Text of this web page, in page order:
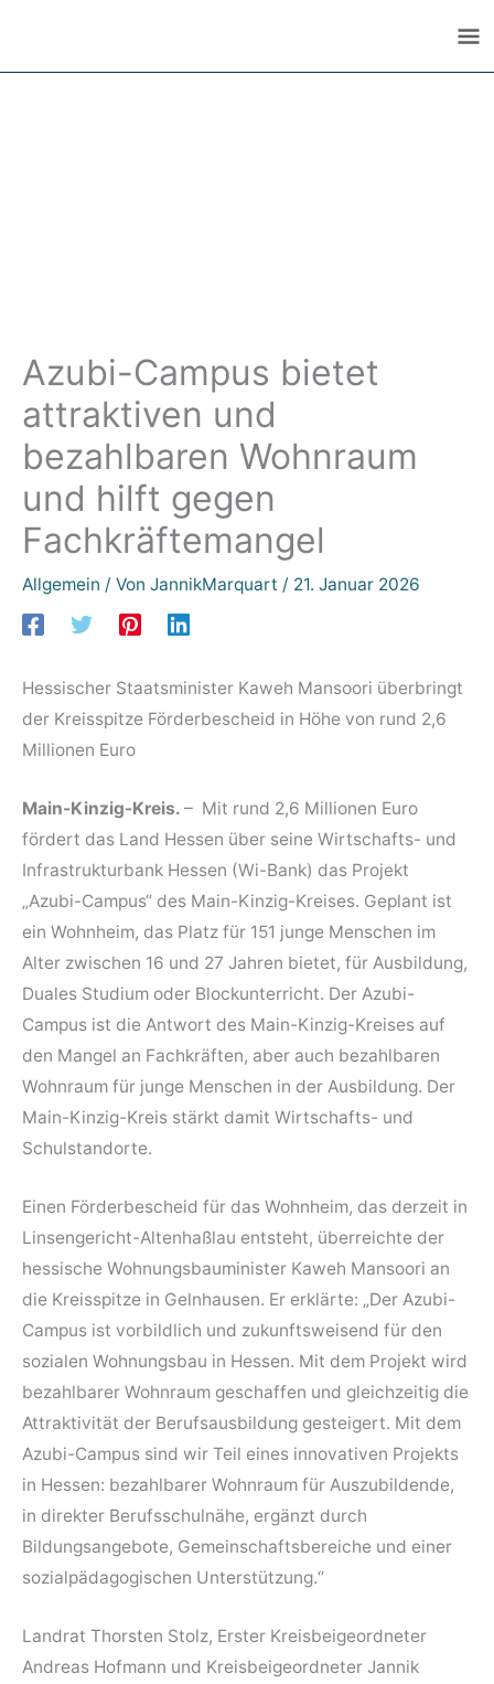
springen
Azubi-Campus bietet
attraktiven und
bezahlbaren Wohnraum
und hilft gegen
Fachkräftemangel
Allgemein / Von JannikMarquart / 21. Januar 2026
Hessischer Staatsminister Kaweh Mansoori überbringt
der Kreisspitze Förderbescheid in Höhe von rund 2,6
Millionen Euro
Main-Kinzig-Kreis. – Mit rund 2,6 Millionen Euro
fördert das Land Hessen über seine Wirtschafts- und
Infrastrukturbank Hessen (Wi-Bank) das Projekt
„Azubi-Campus“ des Main-Kinzig-Kreises. Geplant ist
ein Wohnheim, das Platz für 151 junge Menschen im
Alter zwischen 16 und 27 Jahren bietet, für Ausbildung,
Duales Studium oder Blockunterricht. Der Azubi-
Campus ist die Antwort des Main-Kinzig-Kreises auf
den Mangel an Fachkräften, aber auch bezahlbaren
Wohnraum für junge Menschen in der Ausbildung. Der
Main-Kinzig-Kreis stärkt damit Wirtschafts- und
Schulstandorte.
Einen Förderbescheid für das Wohnheim, das derzeit in
Linsengericht-Altenhaßlau entsteht, überreichte der
hessische Wohnungsbauminister Kaweh Mansoori an
die Kreisspitze in Gelnhausen. Er erklärte: „Der Azubi-
Campus ist vorbildlich und zukunftsweisend für den
sozialen Wohnungsbau in Hessen. Mit dem Projekt wird
bezahlbarer Wohnraum geschaffen und gleichzeitig die
Attraktivität der Berufsausbildung gesteigert. Mit dem
Azubi-Campus sind wir Teil eines innovativen Projekts
in Hessen: bezahlbarer Wohnraum für Auszubildende,
in direkter Berufsschulnähe, ergänzt durch
Bildungsangebote, Gemeinschaftsbereiche und einer
sozialpädagogischen Unterstützung.“
Landrat Thorsten Stolz, Erster Kreisbeigeordneter
Andreas Hofmann und Kreisbeigeordneter Jannik